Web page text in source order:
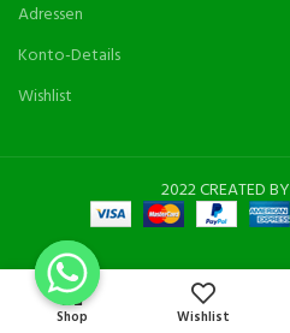
Adressen
Konto-Details
Wishlist
2022 CREATED BY
Shop Wishlist